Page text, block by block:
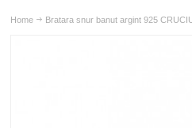
Home Bratara snur banut argint 925